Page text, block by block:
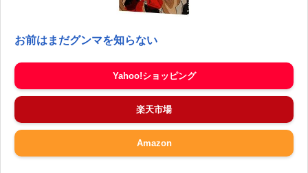
お前はまだグンマを知らない
Yahoo!ショッピング
楽天市場
Amazon